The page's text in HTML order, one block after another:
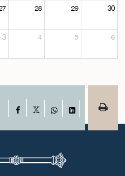
28 29 30
3 4 5 6
Facebook